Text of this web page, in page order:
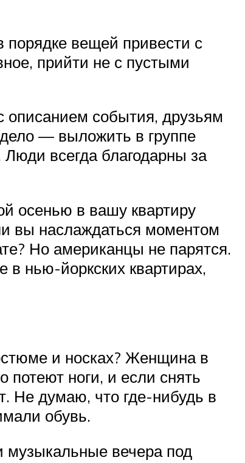
порядке вещей привести с
прийти не с пустыми
описанием события, друзьям
— выложить в группе
всегда благодарны за
осенью в вашу квартиру
вы наслаждаться моментом
Но американцы не парятся.
в нью-йоркских квартирах,
и носках? Женщина в
потеют ноги, и если снять
Не думаю, что где-нибудь в
обувь.
музыкальные вечера под